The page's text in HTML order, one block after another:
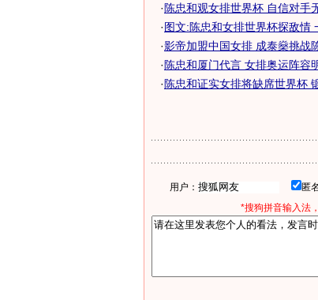
· 陈忠和观女排世界杯 自信对手
·图文:陈忠和女排世界杯探敌情
·影帝加盟中国女排 成泰燊挑战
· 陈忠和厦门代言 女排奥运阵容
· 陈忠和证实女排将缺席世界杯
用户： 匿
*搜狗拼音输入法